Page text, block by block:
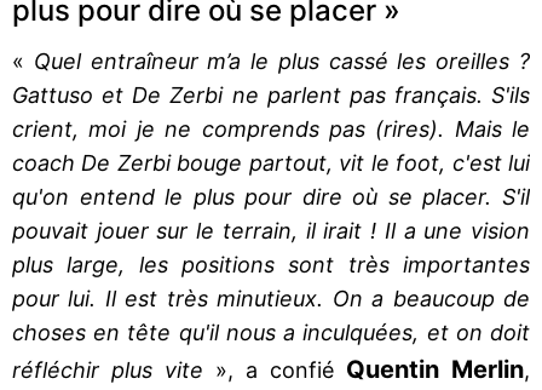
plus pour dire où se placer »
« Quel entraîneur m’a le plus cassé les oreilles ?
Gattuso et De Zerbi ne parlent pas français. S'ils
crient, moi je ne comprends pas (rires). Mais le
coach De Zerbi bouge partout, vit le foot, c'est lui
qu'on entend le plus pour dire où se placer. S'il
pouvait jouer sur le terrain, il irait ! Il a une vision
plus large, les positions sont très importantes
pour lui. Il est très minutieux. On a beaucoup de
choses en tête qu'il nous a inculquées, et on doit
réfléchir plus vite », a confié Quentin Merlin,